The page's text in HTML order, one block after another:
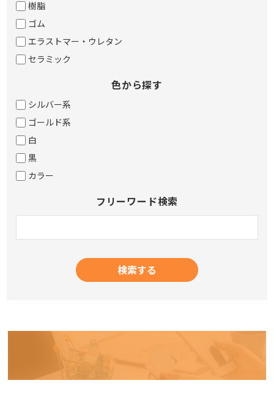
樹脂
ゴム
エラストマー・ウレタン
セラミック
色から探す
シルバー系
ゴールド系
白
黒
カラー
フリーワード検索